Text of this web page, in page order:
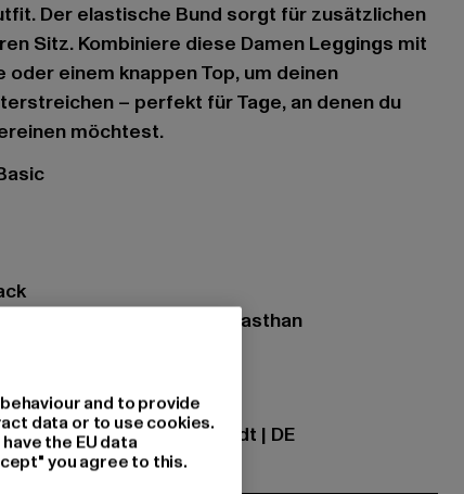
Der elastische Bund sorgt für zusätzlichen
Sitz. Kombiniere diese Damen Leggings mit
einem knappen Top, um deinen
– perfekt für Tage, an denen du
möchtest.
95% Baumwolle, 5% Elasthan
GmbH |info@tbint.de
7 | 64372 Ober-Ramstadt | DE
and to provide
data or to use cookies.
the EU data
you agree to this.